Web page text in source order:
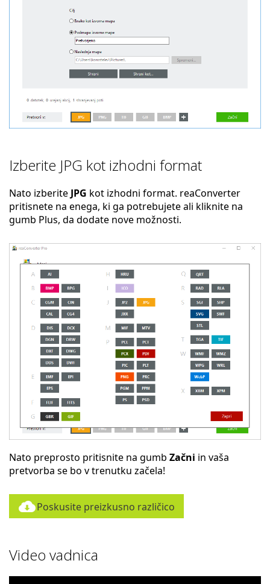
Izberite JPG kot izhodni format
Nato izberite JPG kot izhodni format. reaConverter
pritisnete na enega, ki ga potrebujete ali kliknite na
gumb Plus, da dodate nove možnosti.
Nato preprosto pritisnite na gumb Začni in vaša
pretvorba se bo v trenutku začela!
Poskusite preizkusno različico
Video vadnica